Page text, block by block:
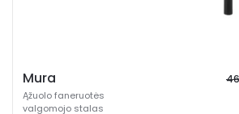
Mura
Ąžuolo faneruotės
valgomojo stalas